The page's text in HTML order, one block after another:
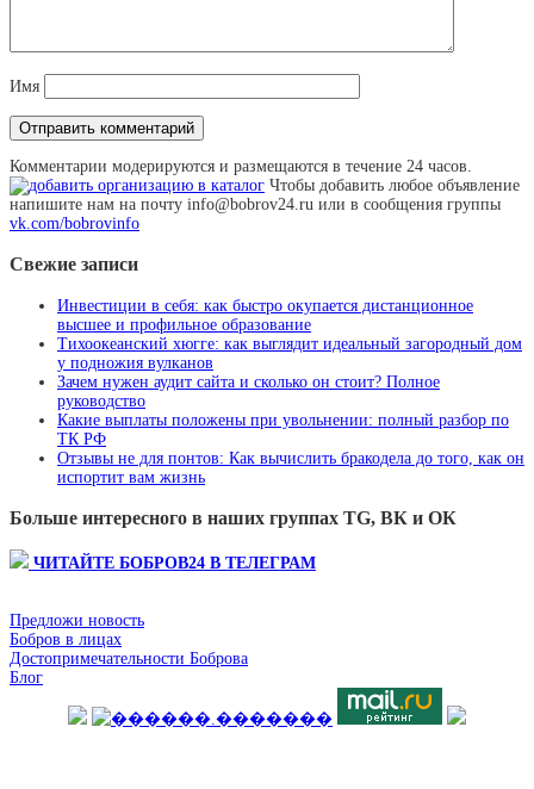
Имя
Комментарии модерируются и размещаются в течение 24 часов.
Чтобы добавить любое объявление
напишите нам на почту info@bobrov24.ru или в сообщения группы
vk.com/bobrovinfo
Свежие записи
Инвестиции в себя: как быстро окупается дистанционное
высшее и профильное образование
Тихоокеанский хюгге: как выглядит идеальный загородный дом
у подножия вулканов
Зачем нужен аудит сайта и сколько он стоит? Полное
руководство
Какие выплаты положены при увольнении: полный разбор по
ТК РФ
Отзывы не для понтов: Как вычислить бракодела до того, как он
испортит вам жизнь
Больше интересного в наших группах TG, ВК и ОК
ЧИТАЙТЕ БОБРОВ24 В ТЕЛЕГРАМ
Предложи новость
Бобров в лицах
Достопримечательности Боброва
Блог